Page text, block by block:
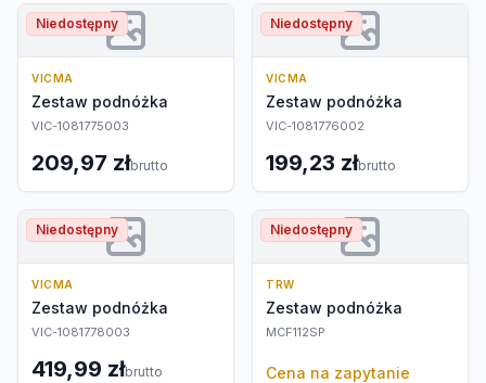
Niedostępny
VICMA
Zestaw podnóżka
VIC-1081775003
209,97 złbrutto
Niedostępny
VICMA
Zestaw podnóżka
VIC-1081776002
199,23 złbrutto
Niedostępny
VICMA
Zestaw podnóżka
VIC-1081778003
419,99 złbrutto
Niedostępny
TRW
Zestaw podnóżka
MCF112SP
Cena na zapytanie